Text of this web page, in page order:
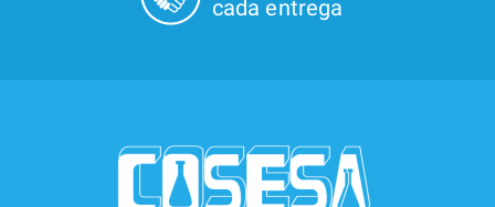
cada entrega